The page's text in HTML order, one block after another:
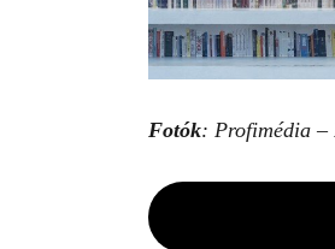
Fotók: Profimédia –